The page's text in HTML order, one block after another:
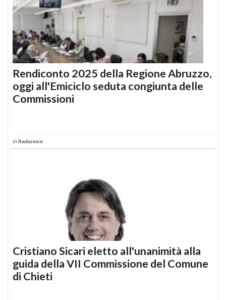
Rendiconto 2025 della Regione Abruzzo,
oggi all'Emiciclo seduta congiunta delle
Commissioni
di Redazione
Cristiano Sicari eletto all'unanimità alla
guida della VII Commissione del Comune
di Chieti